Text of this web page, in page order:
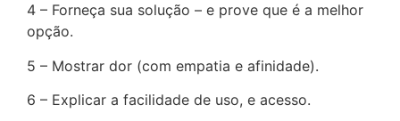
4 – Forneça sua solução – e prove que é a melhor
opção.
5 – Mostrar dor (com empatia e afinidade).
6 – Explicar a facilidade de uso, e acesso.